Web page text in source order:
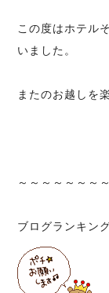
この度はホテル
いました。
またのお越しを
～～～～～～～
ブログランキン